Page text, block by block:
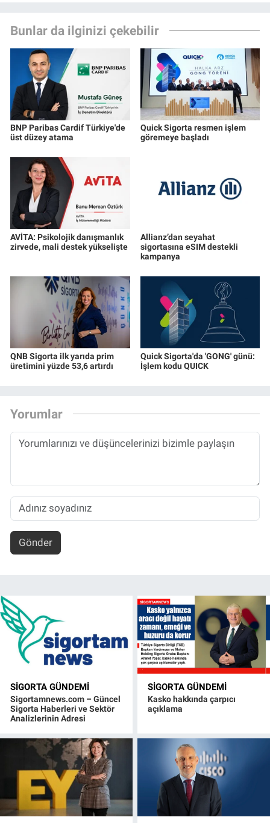
Bunlar da ilginizi çekebilir
BNP Paribas Cardif Türkiye'de
üst düzey atama
Quick Sigorta resmen işlem
göremeye başladı
AVİTA: Psikolojik danışmanlık
zirvede, mali destek yükselişte
Allianz’dan seyahat
sigortasına eSIM destekli
kampanya
QNB Sigorta ilk yarıda prim
üretimini yüzde 53,6 artırdı
Quick Sigorta'da 'GONG' günü:
İşlem kodu QUICK
Yorumlar
Gönder
SIGORTA GÜNDEMI
Sigortamnews.com – Güncel
Sigorta Haberleri ve Sektör
Analizlerinin Adresi
SIGORTA GÜNDEMI
Kasko hakkında çarpıcı
açıklama